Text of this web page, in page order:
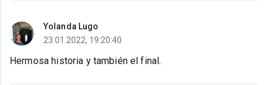
Yolanda Lugo
23.01.2022, 19:20:40
Hermosa historia y también el final.